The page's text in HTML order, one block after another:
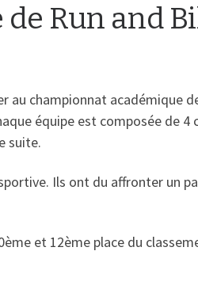
Run and
au championnat académique
équipe est composée de 4
suite.
Ils ont du affronter un
et 12ème place du